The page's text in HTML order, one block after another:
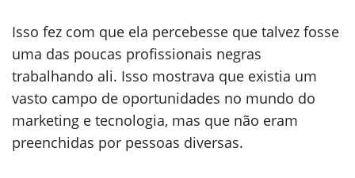
Isso fez com que ela percebesse que talvez fosse
uma das poucas profissionais negras
trabalhando ali. Isso mostrava que existia um
vasto campo de oportunidades no mundo do
marketing e tecnologia, mas que não eram
preenchidas por pessoas diversas.